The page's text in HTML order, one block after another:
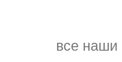
все наши